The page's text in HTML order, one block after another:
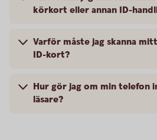
körkort eller annan ID-
Varför måste jag skanna
ID-kort?
Hur gör jag om min telefon
läsare?